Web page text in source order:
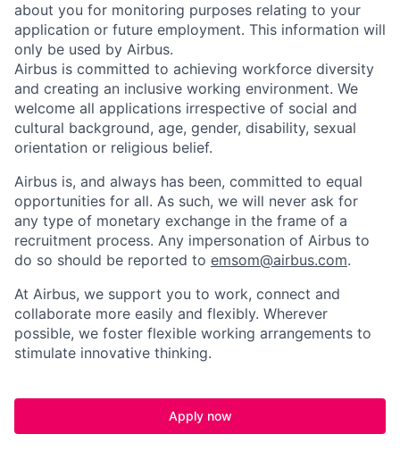
about you for monitoring purposes relating to your
application or future employment. This information will
only be used by Airbus.
Airbus is committed to achieving workforce diversity
and creating an inclusive working environment. We
welcome all applications irrespective of social and
cultural background, age, gender, disability, sexual
orientation or religious belief.
Airbus is, and always has been, committed to equal
opportunities for all. As such, we will never ask for
any type of monetary exchange in the frame of a
recruitment process. Any impersonation of Airbus to
do so should be reported to emsom@airbus.com.
At Airbus, we support you to work, connect and
collaborate more easily and flexibly. Wherever
possible, we foster flexible working arrangements to
stimulate innovative thinking.
Apply now